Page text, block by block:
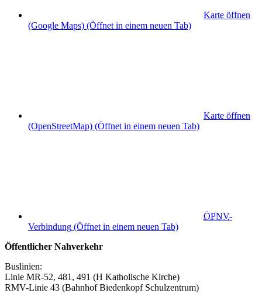
Karte öffnen
(Google Maps) (Öffnet in einem neuen Tab)
Karte öffnen
(OpenStreetMap) (Öffnet in einem neuen Tab)
ÖPNV-
Verbindung (Öffnet in einem neuen Tab)
Öffentlicher Nahverkehr
Buslinien:
Linie MR-52, 481, 491 (H Katholische Kirche)
RMV-Linie 43 (Bahnhof Biedenkopf Schulzentrum)